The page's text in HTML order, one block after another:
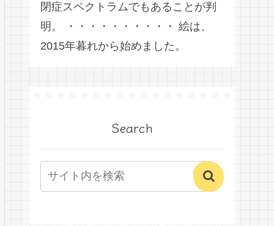
閉症スペクトラムでもあることが判
明。 ・・・・・・・・・・ 絵は、
2015年暮れから始めました。
Search